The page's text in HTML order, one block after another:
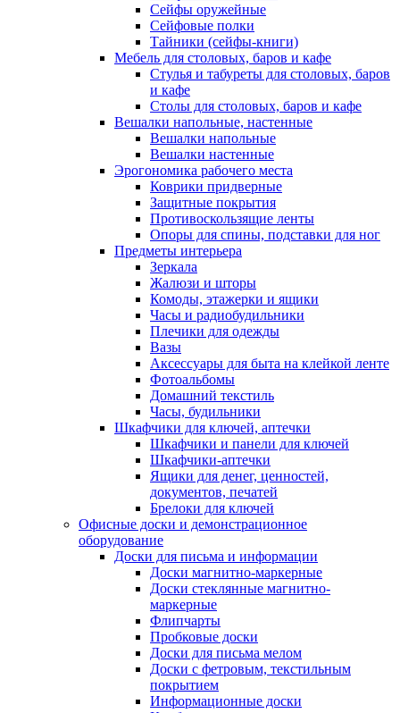
Сейфы оружейные
Сейфовые полки
Тайники (сейфы-книги)
Мебель для столовых, баров и кафе
Стулья и табуреты для столовых, баров
и кафе
Столы для столовых, баров и кафе
Вешалки напольные, настенные
Вешалки напольные
Вешалки настенные
Эрогономика рабочего места
Коврики придверные
Защитные покрытия
Противоскользящие ленты
Опоры для спины, подставки для ног
Предметы интерьера
Зеркала
Жалюзи и шторы
Комоды, этажерки и ящики
Часы и радиобудильники
Плечики для одежды
Вазы
Аксессуары для быта на клейкой ленте
Фотоальбомы
Домашний текстиль
Часы, будильники
Шкафчики для ключей, аптечки
Шкафчики и панели для ключей
Шкафчики-аптечки
Ящики для денег, ценностей,
документов, печатей
Брелоки для ключей
Офисные доски и демонстрационное
оборудование
Доски для письма и информации
Доски магнитно-маркерные
Доски стеклянные магнитно-
маркерные
Флипчарты
Пробковые доски
Доски для письма мелом
Доски с фетровым, текстильным
покрытием
Информационные доски